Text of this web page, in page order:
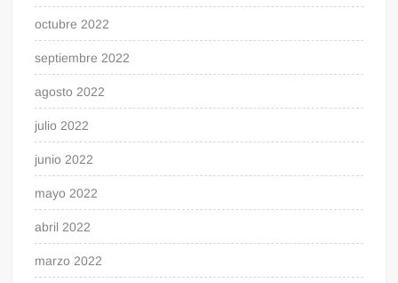
octubre 2022
septiembre 2022
agosto 2022
julio 2022
junio 2022
mayo 2022
abril 2022
marzo 2022